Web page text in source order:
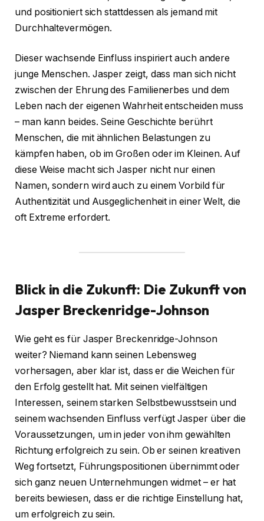
und positioniert sich stattdessen als jemand mit
Durchhaltevermögen.
Dieser wachsende Einfluss inspiriert auch andere
junge Menschen. Jasper zeigt, dass man sich nicht
zwischen der Ehrung des Familienerbes und dem
Leben nach der eigenen Wahrheit entscheiden muss
– man kann beides. Seine Geschichte berührt
Menschen, die mit ähnlichen Belastungen zu
kämpfen haben, ob im Großen oder im Kleinen. Auf
diese Weise macht sich Jasper nicht nur einen
Namen, sondern wird auch zu einem Vorbild für
Authentizität und Ausgeglichenheit in einer Welt, die
oft Extreme erfordert.
Blick in die Zukunft: Die Zukunft von
Jasper Breckenridge-Johnson
Wie geht es für Jasper Breckenridge-Johnson
weiter? Niemand kann seinen Lebensweg
vorhersagen, aber klar ist, dass er die Weichen für
den Erfolg gestellt hat. Mit seinen vielfältigen
Interessen, seinem starken Selbstbewusstsein und
seinem wachsenden Einfluss verfügt Jasper über die
Voraussetzungen, um in jeder von ihm gewählten
Richtung erfolgreich zu sein. Ob er seinen kreativen
Weg fortsetzt, Führungspositionen übernimmt oder
sich ganz neuen Unternehmungen widmet – er hat
bereits bewiesen, dass er die richtige Einstellung hat,
um erfolgreich zu sein.